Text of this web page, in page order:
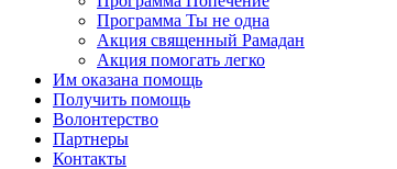
Программа Ты не одна
Акция священный Рамадан
Акция помогать легко
Им оказана помощь
Получить помощь
Волонтерство
Партнеры
Контакты